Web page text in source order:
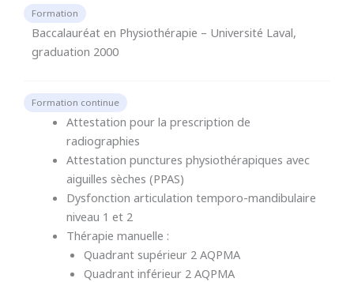
Formation
Baccalauréat en Physiothérapie – Université Laval,
graduation 2000
Formation continue
Attestation pour la prescription de
radiographies
Attestation punctures physiothérapiques avec
aiguilles sèches (PPAS)
Dysfonction articulation temporo-mandibulaire
niveau 1 et 2
Thérapie manuelle :
Quadrant supérieur 2 AQPMA
Quadrant inférieur 2 AQPMA